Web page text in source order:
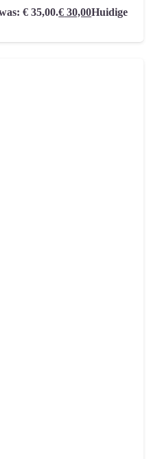
€ 35,00.€ 30,00Huidige